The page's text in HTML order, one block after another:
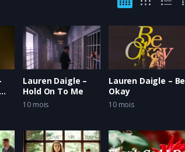
Lauren Daigle –
Hold On To Me
10 mois
Lauren Daigle – Be
Okay
10 mois